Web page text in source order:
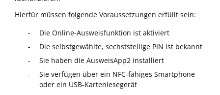
Hierfür müssen folgende Voraussetzungen erfüllt sein:
Die Online-Ausweisfunktion ist aktiviert
Die selbstgewählte, sechststellige PIN ist bekannt
Sie haben die AusweisApp2 installiert
Sie verfügen über ein NFC-fähiges Smartphone
oder ein USB-Kartenlesegerät